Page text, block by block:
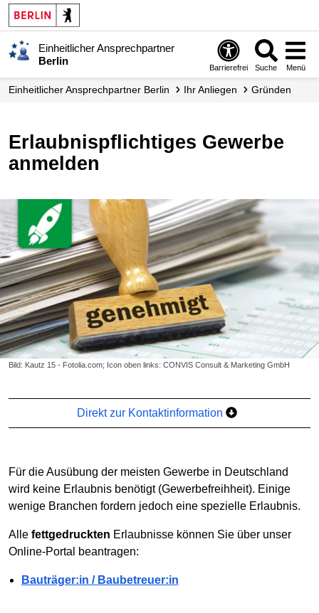
Einheitlicher Ansprechpartner
Berlin
Barrierefrei Suche Menü
Einheitlicher Ansprechpartner Berlin Ihr Anliegen Gründen
Erlaubnispflichtiges Gewerbe
anmelden
Bild: Kautz 15 - Fotolia.com; Icon oben links: CONVIS Consult & Marketing GmbH
Direkt zur Kontaktinformation
Für die Ausübung der meisten Gewerbe in Deutschland
wird keine Erlaubnis benötigt (Gewerbefreihheit). Einige
wenige Branchen fordern jedoch eine spezielle Erlaubnis.
Alle fettgedruckten Erlaubnisse können Sie über unser
Online-Portal beantragen:
Bauträger:in / Baubetreuer:in